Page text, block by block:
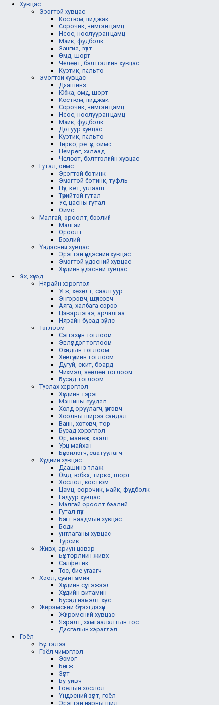
Хувцас
Эрэгтэй хувцас
Костюм, пиджак
Сорочик, нимгэн цамц
Ноос, ноолууран цамц
Майк, фудболк
Зангиа, зүүлт
Өмд, шорт
Чөлөөт, бэлтгэлийн хувцас
Куртик, пальто
Эмэгтэй хувцас
Даашинз
Юбка, өмд, шорт
Костюм, пиджак
Сорочик, нимгэн цамц
Ноос, ноолууран цамц
Майк, фудболк
Дотуур хувцас
Куртик, пальто
Тирко, ретүз, оймс
Нөмрөг, халаад
Чөлөөт, бэлтгэлийн хувцас
Гутал, оймс
Эрэгтэй ботинк
Эмэгтэй ботинк, туфль
Пүүз, кет, углааш
Түрийтэй гутал
Ус, цасны гутал
Оймс
Малгай, ороолт, бээлий
Малгай
Ороолт
Бээлий
Үндэсний хувцас
Эрэгтэй үндэсний хувцас
Эмэгтэй үндэсний хувцас
Хүүхдийн үндэсний хувцас
Эх, хүүхэд
Нярайн хэрэглэл
Угж, хөхөлт, саалтуур
Энгэрэвч, шүлсэвч
Аяга, халбага сэрээ
Цэвэрлэгээ, арчилгаа
Нярайн бусад зүйлс
Тоглоом
Сэтгэхүйн тоглоом
Эвлүүлдэг тоглоом
Охидын тоглоом
Хөвгүүдийн тоглоом
Дугуй, скит, боард
Чихмэл, зөөлөн тоглоом
Бусад тоглоом
Туслах хэрэглэл
Хүүхдийн тэрэг
Машины суудал
Хөлд оруулагч, үүргэвч
Хоолны ширээ сандал
Ванн, хөтөвч, тор
Бусад хэрэглэл
Ор, манеж, хаалт
Урц майхан
Бүүвэйлэгч, саатуулагч
Хүүхдийн хувцас
Даашинз плаж
Өмд, юбка, тирко, шорт
Хослол, костюм
Цамц, сорочик, майк, фудболк
Гадуур хувцас
Малгай ороолт бээлий
Гутал пүүз
Багт наадмын хувцас
Боди
унтлаганы хувцас
Турсик
Живх, ариун цэвэр
Бүх төрлийн живх
Салфетик
Тос, бие угаагч
Хоол, сүү, витамин
Хүүхдийн сүү, тэжээл
Хүүхдийн витамин
Бусад нэмэлт хүнс
Жирэмсний бүтээгдэхүүн
Жирэмсний хувцас
Язралт, хамгаалалтын тос
Дасгалын хэрэглэл
Гоёл
Бүс тэлээ
Гоёл чимэглэл
Ээмэг
Бөгж
Зүүлт
Бугуйвч
Гоёлын хослол
Үндэсний зүүлт, гоёл
Эрэгтэй нарны шил